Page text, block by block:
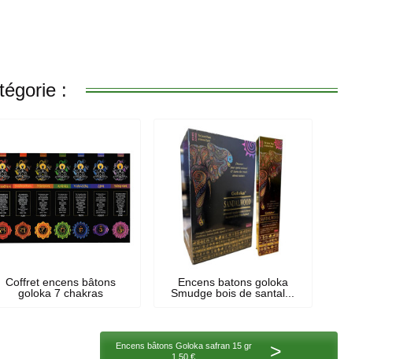
:
Coffret encens bâtons
goloka 7 chakras
Encens batons goloka
Smudge bois de santal...
Encens bâtons Goloka safran 15 gr
1,50 €
>